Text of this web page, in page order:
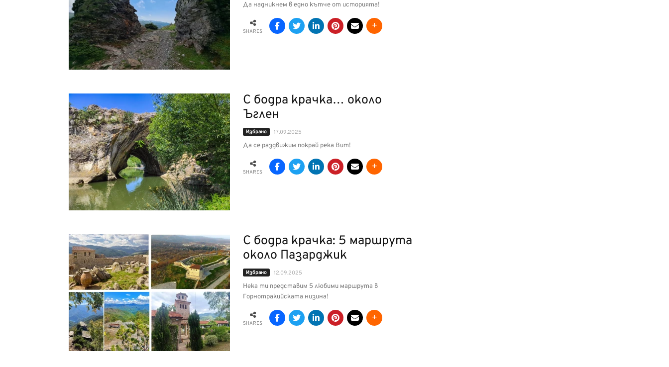
Да надникнем в едно кътче от историята!
SHARES
С бодра крачка… около
Ъглен
Избрано 17.09.2025
Да се раздвижим покрай река Вит!
SHARES
С бодра крачка: 5 маршрута
около Пазарджик
Избрано 12.09.2025
Нека ти представим 5 любими маршрута в
Горнотракийската низина!
SHARES